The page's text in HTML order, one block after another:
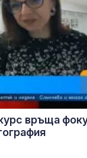
връща